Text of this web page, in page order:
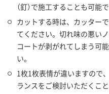
（釘）で施工することも可能で
カットする時は、カッター
てください。切れ味の悪い
コートが剥がれてしまう可
い。
1枚1枚表情が違いますので
ランスをご検討いただくこ